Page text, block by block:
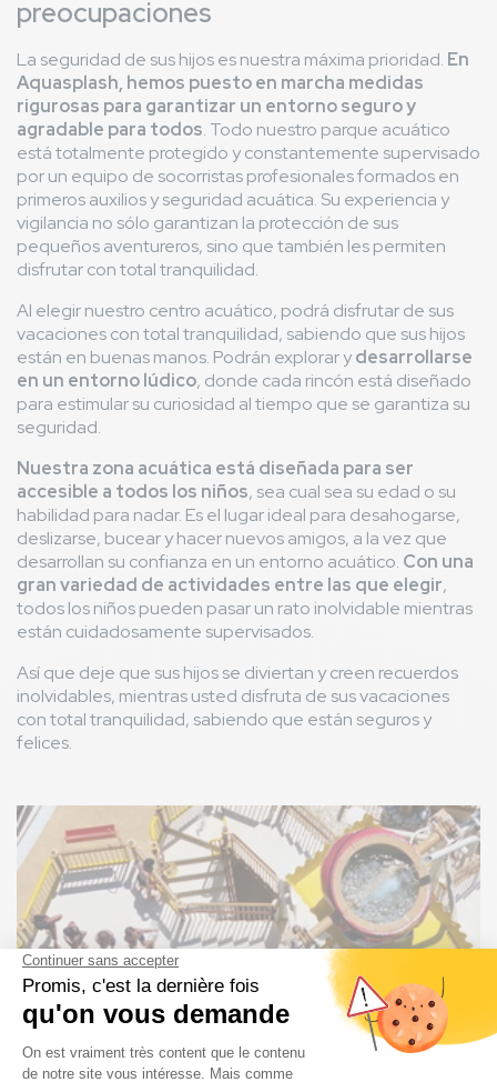
preocupaciones
La seguridad de sus hijos es nuestra máxima prioridad. En
Aquasplash, hemos puesto en marcha medidas
rigurosas para garantizar un entorno seguro y
agradable para todos. Todo nuestro parque acuático
está totalmente protegido y constantemente supervisado
por un equipo de socorristas profesionales formados en
primeros auxilios y seguridad acuática. Su experiencia y
vigilancia no sólo garantizan la protección de sus
pequeños aventureros, sino que también les permiten
disfrutar con total tranquilidad.
Al elegir nuestro centro acuático, podrá disfrutar de sus
vacaciones con total tranquilidad, sabiendo que sus hijos
están en buenas manos. Podrán explorar ydesarrollarse
en un entorno lúdico, donde cada rincón está diseñado
para estimular su curiosidad al tiempo que se garantiza su
seguridad.
Nuestra zona acuática está diseñada para ser
accesible a todos los niños, sea cual sea su edad o su
habilidad para nadar. Es el lugar ideal para desahogarse,
deslizarse, bucear y hacer nuevos amigos, a la vez que
desarrollan su confianza en un entorno acuático. Con una
gran variedad de actividades entre las que elegir,
todos los niños pueden pasar un rato inolvidable mientras
están cuidadosamente supervisados.
Así que deje que sus hijos se diviertan y creen recuerdos
inolvidables, mientras usted disfruta de sus vacaciones
con total tranquilidad, sabiendo que están seguros y
felices.
Imagen